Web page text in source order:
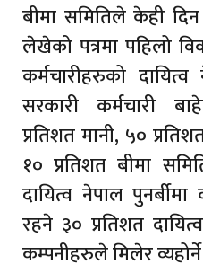
बीमा समितिले केही
लेखेको पत्रमा पहिलो
कर्मचारीहरुको
सरकारी कर्मचारी
प्रतिशत मानी, ५०
१० प्रतिशत बीमा
दायित्व नेपाल
रहने ३० प्रतिशत
कम्पनीहरुले मिलेर